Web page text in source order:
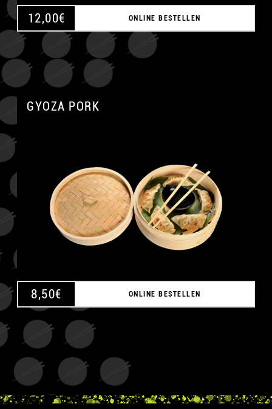
12,00€ ONLINE BESTELLEN
GYOZA PORK
8,50€ ONLINE BESTELLEN